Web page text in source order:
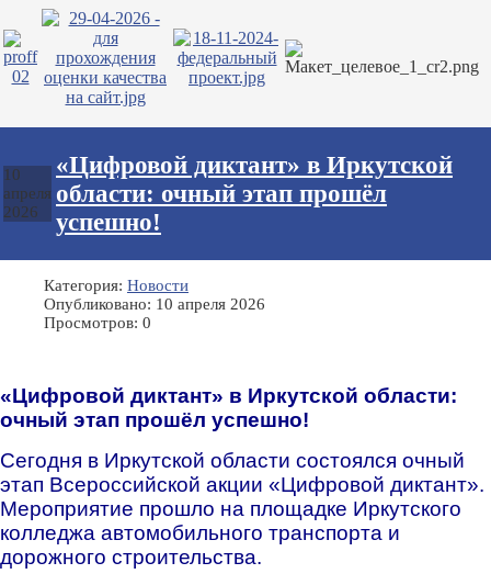
10
апреля
2026
«Цифровой диктант» в Иркутской
области: очный этап прошёл
успешно!
Категория: Новости
Опубликовано: 10 апреля 2026
Просмотров: 0
«Цифровой диктант» в Иркутской области:
очный этап прошёл успешно!
Сегодня в Иркутской области состоялся очный
этап Всероссийской акции «Цифровой диктант».
Мероприятие прошло на площадке Иркутского
колледжа автомобильного транспорта и
дорожного строительства.